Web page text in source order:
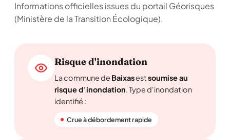
Informations officielles issues du portail Géorisques
(Ministère de la Transition Écologique).
Risque d'inondation
La commune de Baixasestsoumise au
risque d'inondation. Type d'inondation
identifié :
Crue à débordement rapide